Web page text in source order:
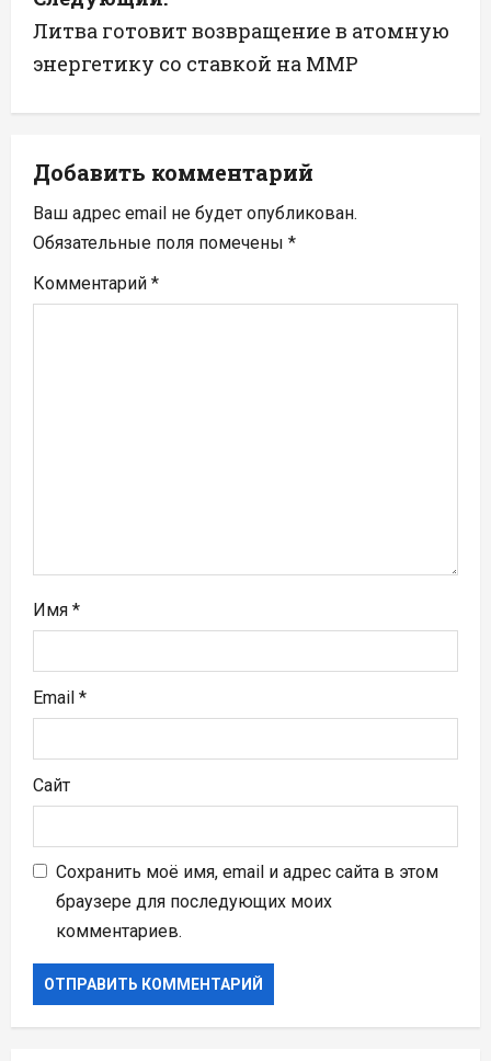
г
а
ц
и
я
п
о
я
м
Литва готовит возвращение в атомную
энергетику со ставкой на ММР
Добавить комментарий
Ваш адрес email не будет опубликован.
Обязательные поля помечены *
Комментарий *
Имя *
Email *
Сайт
Сохранить моё имя, email и адрес сайта в этом
браузере для последующих моих
комментариев.